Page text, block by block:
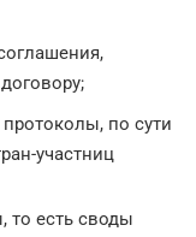
по сути
участниц
то есть своды